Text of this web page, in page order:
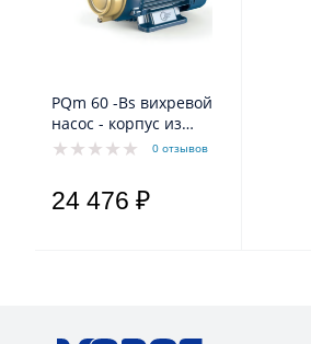
PQm 60 -Bs вихревой
насос - корпус из
чугуна с
обработкой
0 отзывов
24 476 ₽